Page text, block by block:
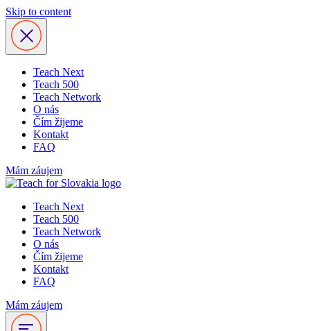
Skip to content
Teach Next
Teach 500
Teach Network
O nás
Čím žijeme
Kontakt
FAQ
Mám záujem
Teach Next
Teach 500
Teach Network
O nás
Čím žijeme
Kontakt
FAQ
Mám záujem